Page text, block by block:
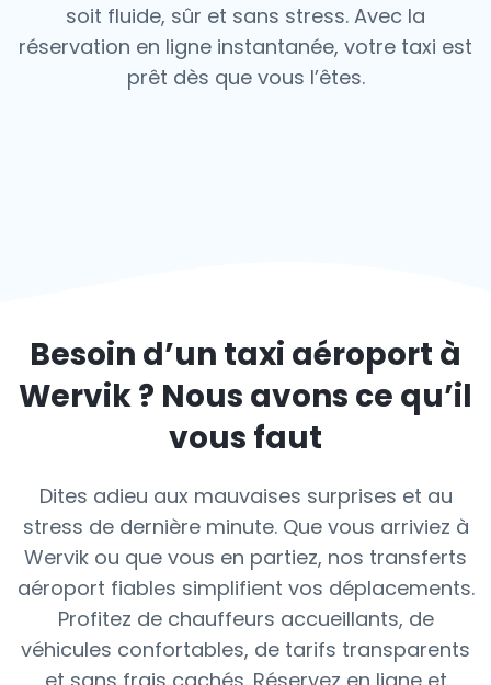
soit fluide, sûr et sans stress. Avec la
réservation en ligne instantanée, votre taxi est
prêt dès que vous l’êtes.
Besoin d’un taxi aéroport à
Wervik? Nous avons ce qu’il
vous faut
Dites adieu aux mauvaises surprises et au
stress de dernière minute. Que vous arriviez à
Wervik ou que vous en partiez, nos transferts
aéroport fiables simplifient vos déplacements.
Profitez de chauffeurs accueillants, de
véhicules confortables, de tarifs transparents